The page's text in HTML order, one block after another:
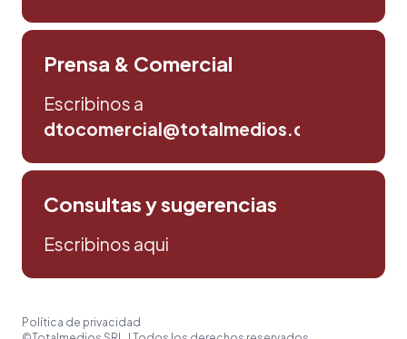
Prensa & Comercial
Escribinos a
dtocomercial@totalmedios.com
Consultas y sugerencias
Escribinos aqui
Política de privacidad